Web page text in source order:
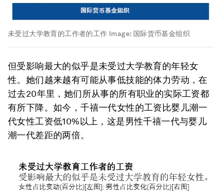
未受过大学教育的工作者的工作 Image: 国际货币基金组织
但受影响最大的似乎是未受过大学教育的年轻女
性。她们越来越有可能从事低技能的体力劳动，在
过去20年里，她们所从事的所有职业的实际工资都
有所下降。如今，千禧一代女性的工资比婴儿潮一
代女性工资低10%以上，这是男性千禧一代与婴儿
潮一代差距的两倍。